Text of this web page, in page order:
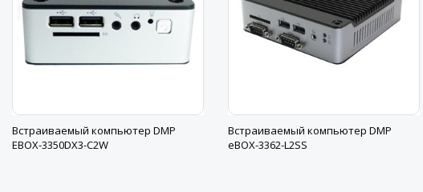
Встраиваемый компьютер DMP
EBOX-3350DX3-C2W
Встраиваемый компьютер DMP
eBOX-3362-L2SS